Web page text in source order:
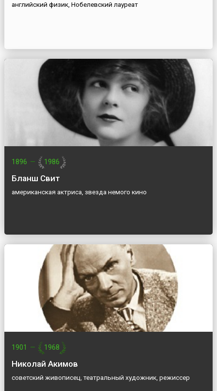
английский физик, Нобелевский лауреат
1896 — 1986
Бланш Свит
американская актриса, звезда немого кино
1901 — 1968
Николай Акимов
советский живописец, театральный художник, режиссер